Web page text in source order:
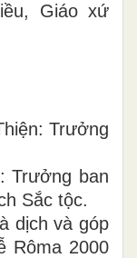
Giáo xứ
Trưởng
Trưởng ban
Sắc tộc.
dịch và góp
Rôma 2000